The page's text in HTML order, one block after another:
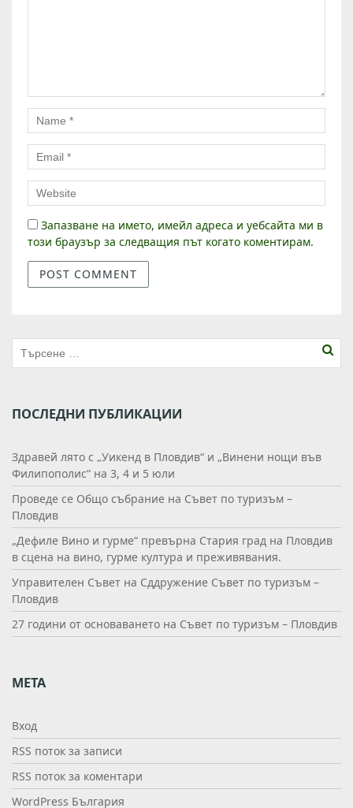
Запазване на името, имейл адреса и уебсайта ми в
този браузър за следващия път когато коментирам.
ПОСЛЕДНИ ПУБЛИКАЦИИ
Здравей лято с „Уикенд в Пловдив“ и „Винени нощи във
Филипополис“ на 3, 4 и 5 юли
Проведе се Общо събрание на Съвет по туризъм –
Пловдив
„Дефиле Вино и гурме“ превърна Стария град на Пловдив
в сцена на вино, гурме култура и преживявания.
Управителен Съвет на Сддружение Съвет по туризъм –
Пловдив
27 години от основаването на Съвет по туризъм – Пловдив
МЕТА
Вход
RSS поток за записи
RSS поток за коментари
WordPress България